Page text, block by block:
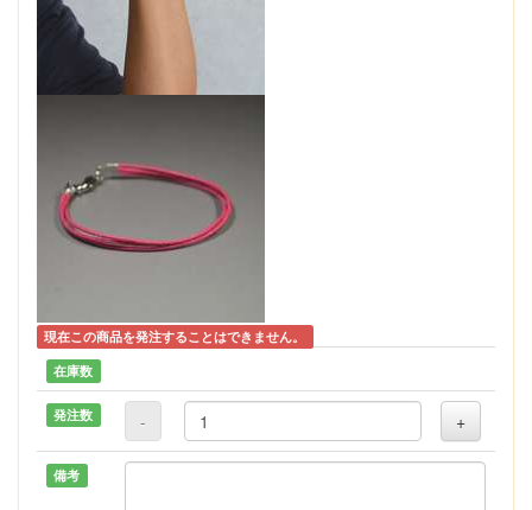
現在この商品を発注することはできません。
在庫数
発注数 - +
備考